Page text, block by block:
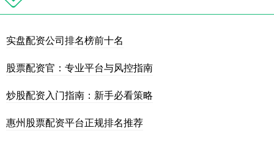
实盘配资公司排名榜前十名
股票配资官：专业平台与风控指南
炒股配资入门指南：新手必看策略
惠州股票配资平台正规排名推荐